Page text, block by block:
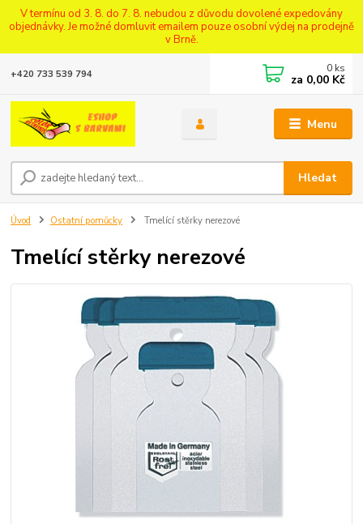
V termínu od 3. 8. do 7. 8. nebudou z důvodu dovolené expedovány
objednávky. Je možné domluvit emailem pouze osobní výdej na prodejně
v Brně.
Menu
Hledat
+420 733 539 794 0 ks
za 0,00 Kč
Úvod Ostatní pomůcky Tmelící stěrky nerezové
Tmelící stěrky nerezové